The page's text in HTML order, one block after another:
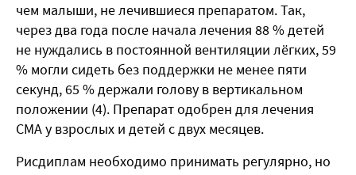
чем малыши, не лечившиеся препаратом. Так,
через два года после начала лечения 88 % детей
не нуждались в постоянной вентиляции лёгких, 59
% могли сидеть без поддержки не менее пяти
секунд, 65 % держали голову в вертикальном
положении (4). Препарат одобрен для лечения
СМА у взрослых и детей с двух месяцев.
Рисдиплам необходимо принимать регулярно, но